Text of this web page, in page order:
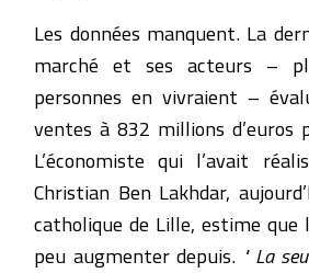
Les données manquent. La
marché et ses acteurs –
personnes en vivraient –
ventes à 832 millions d’euros
L’économiste qui l’avait
Christian Ben Lakhdar,
catholique de Lille, estime
peu augmenter depuis. " La